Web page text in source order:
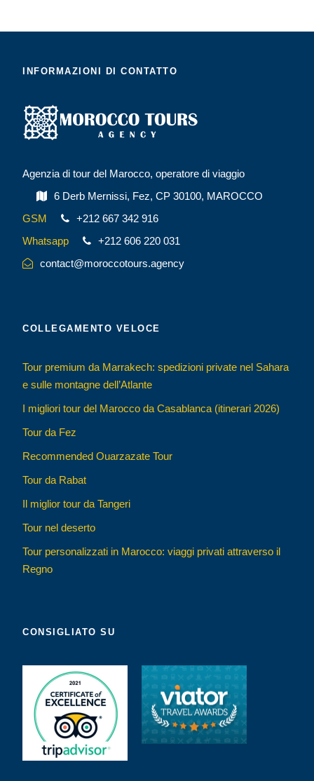
INFORMAZIONI DI CONTATTO
Agenzia di tour del Marocco, operatore di viaggio
6 Derb Mernissi, Fez, CP 30100, MAROCCO
GSM
+212 667 342 916
Whatsapp
+212 606 220 031
contact@moroccotours.agency
COLLEGAMENTO VELOCE
Tour premium da Marrakech: spedizioni private nel Sahara
e sulle montagne dell’Atlante
I migliori tour del Marocco da Casablanca (itinerari 2026)
Tour da Fez
Recommended Ouarzazate Tour
Tour da Rabat
Il miglior tour da Tangeri
Tour nel deserto
Tour personalizzati in Marocco: viaggi privati attraverso il
Regno
CONSIGLIATO SU